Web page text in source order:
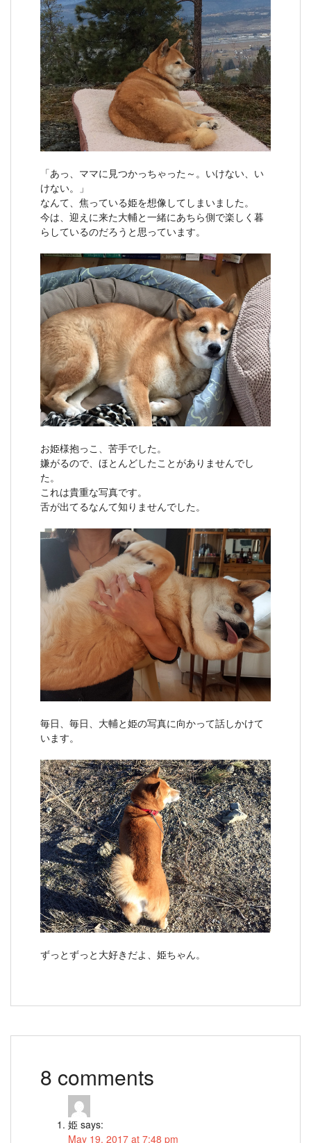
「あっ、ママに見つかっちゃった～。いけない、い
けない。」
なんて、焦っている姫を想像してしまいました。
今は、迎えに来た大輔と一緒にあちら側で楽しく暮
らしているのだろうと思っています。
お姫様抱っこ、苦手でした。
嫌がるので、ほとんどしたことがありませんでし
た。
これは貴重な写真です。
舌が出てるなんて知りませんでした。
毎日、毎日、大輔と姫の写真に向かって話しかけて
います。
ずっとずっと大好きだよ、姫ちゃん。
8 comments
姫 says:
May 19, 2017 at 7:48 pm